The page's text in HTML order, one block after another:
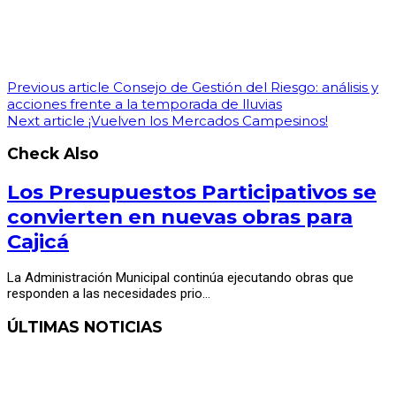
Previous article Consejo de Gestión del Riesgo: análisis y
acciones frente a la temporada de lluvias
Next article ¡Vuelven los Mercados Campesinos!
Check Also
Los Presupuestos Participativos se
convierten en nuevas obras para
Cajicá
La Administración Municipal continúa ejecutando obras que
responden a las necesidades prio…
ÚLTIMAS NOTICIAS